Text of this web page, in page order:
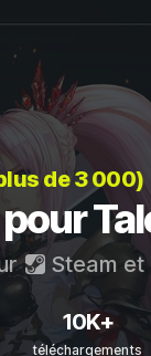
de 3
Steam et
10K+
téléchargements